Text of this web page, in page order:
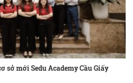
sở mới Sedu Academy Cầu Giấy